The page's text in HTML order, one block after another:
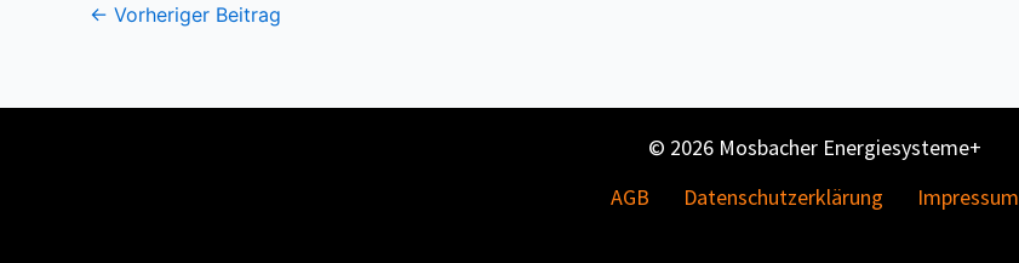
← Vorheriger Beitrag
© 2026 Mosbacher Energiesysteme+
AGB
Datenschutzerklärung Impressum